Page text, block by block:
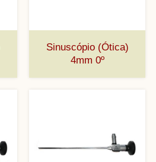
Sinuscópio (Ótica)
4mm 0º